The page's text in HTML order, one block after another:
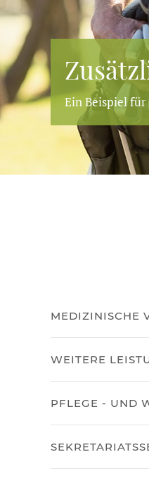
Ein Beispiel
MEDIZINISCHE
WEITERE
PFLEGE - UND